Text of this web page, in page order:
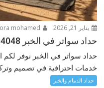
يناير 21, 2026
حداد سواتر في الخبر 0560394048
حداد سواتر في الخبر نوفر لكم
خدمات احترافية في تصميم
حداد الدمام والخبر